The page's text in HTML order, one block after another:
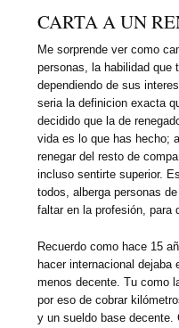
CARTA A UN
Me sorprende ver como
personas, la habilidad que
dependiendo de sus
seria la definicion exacta
decidido que la de
vida es lo que has hecho;
renegar del resto de
incluso sentirte superior.
todos, alberga personas
faltar en la profesión, para
Recuerdo como hace 15
hacer internacional
menos decente. Tu como
por eso de cobrar
y un sueldo base decente.